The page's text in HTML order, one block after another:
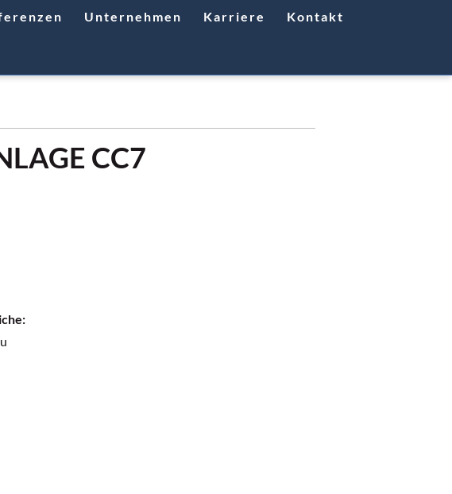
Unternehmen Karriere Kontakt
CC7